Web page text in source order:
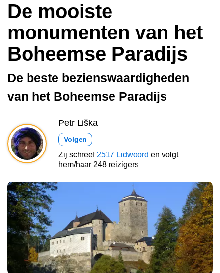
De mooiste
monumenten van het
Boheemse Paradijs
De beste bezienswaardigheden
van het Boheemse Paradijs
Petr Liška
Volgen
Zij schreef 2517 Lidwoord en volgt
hem/haar 248 reizigers